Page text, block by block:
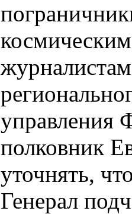
управления
полковник
уточнять,
Генерал